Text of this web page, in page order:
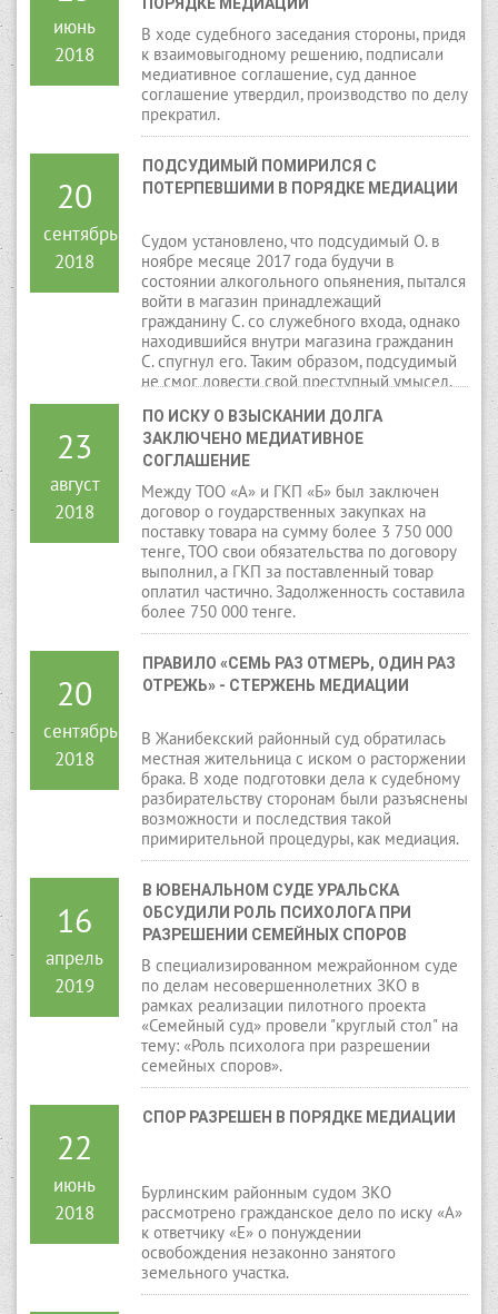
июнь
2018
В ходе судебного заседания стороны, придя
к взаимовыгодному решению, подписали
медиативное соглашение, суд данное
соглашение утвердил, производство по делу
прекратил.
20
сентябрь
2018
ПОДСУДИМЫЙ ПОМИРИЛСЯ С
ПОТЕРПЕВШИМИ В ПОРЯДКЕ МЕДИАЦИИ
Судом установлено, что подсудимый О. в
ноябре месяце 2017 года будучи в
состоянии алкогольного опьянения, пытался
войти в магазин принадлежащий
гражданину С. со служебного входа, однако
находившийся внутри магазина гражданин
С. спугнул его. Таким образом, подсудимый
не смог довести свой преступный умысел,
имеющихся в магазине денежных средств в
сумме 50 000 тенге, до конца по
независящим от него обстоятельствам.
Продолжая свою преступную деятельность,
в конце ноября месяца 2017 года,
подсудимый будучи в состоянии
алкогольного опьянения, путем
выдавливания пластикового окна незаконно
проник в дом гражданки Б., из которого
тайно похитил имущество, тем самым
причинил потерпевшей материальный
23
август
2018
ПО ИСКУ О ВЗЫСКАНИИ ДОЛГА
ЗАКЛЮЧЕНО МЕДИАТИВНОЕ
СОГЛАШЕНИЕ
Между ТОО «А» и ГКП «Б» был заключен
договор о гоударственных закупках на
поставку товара на сумму более 3 750 000
тенге, ТОО свои обязательства по договору
выполнил, а ГКП за поставленный товар
оплатил частично. Задолженность составила
более 750 000 тенге.
20
сентябрь
2018
ПРАВИЛО «СЕМЬ РАЗ ОТМЕРЬ, ОДИН РАЗ
ОТРЕЖЬ» - СТЕРЖЕНЬ МЕДИАЦИИ
В Жанибекский районный суд обратилась
местная жительница с иском о расторжении
брака. В ходе подготовки дела к судебному
разбирательству сторонам были разъяснены
возможности и последствия такой
примирительной процедуры, как медиация.
16
апрель
2019
В ЮВЕНАЛЬНОМ СУДЕ УРАЛЬСКА
ОБСУДИЛИ РОЛЬ ПСИХОЛОГА ПРИ
РАЗРЕШЕНИИ СЕМЕЙНЫХ СПОРОВ
В специализированном межрайонном суде
по делам несовершеннолетних ЗКО в
рамках реализации пилотного проекта
«Семейный суд» провели "круглый стол" на
тему: «Роль психолога при разрешении
семейных споров».
22
июнь
2018
СПОР РАЗРЕШЕН В ПОРЯДКЕ МЕДИАЦИИ
Бурлинским районным судом ЗКО
рассмотрено гражданское дело по иску «А»
к ответчику «Е» о понуждении
освобождения незаконно занятого
земельного участка.